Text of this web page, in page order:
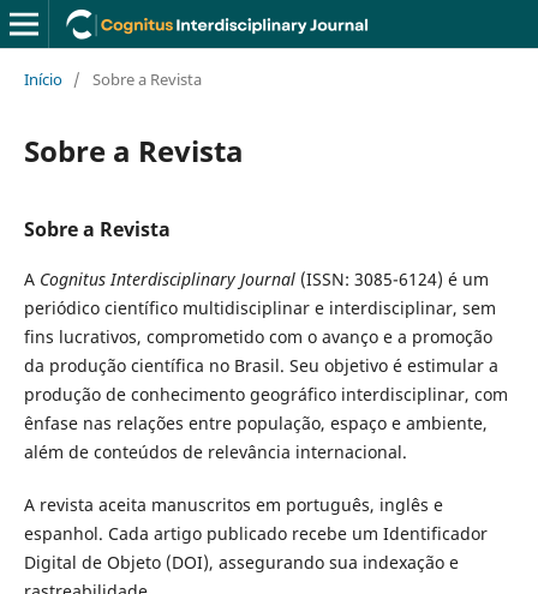
Início / Sobre a Revista
Sobre a Revista
Sobre a Revista
A Cognitus Interdisciplinary Journal(ISSN: 3085-6124) é um
periódico científico multidisciplinar e interdisciplinar, sem
fins lucrativos, comprometido com o avanço e a promoção
da produção científica no Brasil. Seu objetivo é estimular a
produção de conhecimento geográfico interdisciplinar, com
ênfase nas relações entre população, espaço e ambiente,
além de conteúdos de relevância internacional.
A revista aceita manuscritos em português, inglês e
espanhol. Cada artigo publicado recebe um Identificador
Digital de Objeto (DOI), assegurando sua indexação e